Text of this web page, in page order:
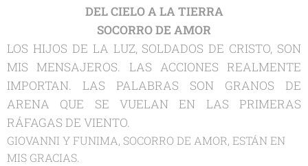
DEL CIELO A LA TIERRA
SOCORRO DE AMOR
LOS HIJOS DE LA LUZ, SOLDADOS DE CRISTO, SON
MIS MENSAJEROS. LAS ACCIONES REALMENTE
IMPORTAN. LAS PALABRAS SON GRANOS DE
ARENA QUE SE VUELAN EN LAS PRIMERAS
RÁFAGAS DE VIENTO.
GIOVANNI Y FUNIMA, SOCORRO DE AMOR, ESTÁN EN
MIS GRACIAS.